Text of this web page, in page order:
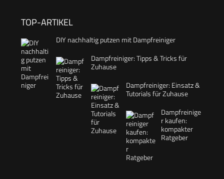
TOP-ARTIKEL
DIY nachhaltig putzen mit Dampfreiniger
Dampfreiniger: Tipps & Tricks für
Zuhause
Dampfreiniger: Einsatz &
Tutorials für Zuhause
Dampfreinige
r kaufen:
kompakter
Ratgeber